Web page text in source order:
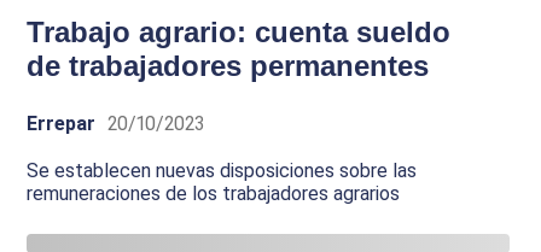
Trabajo agrario: cuenta sueldo
de trabajadores permanentes
Errepar 20/10/2023
Se establecen nuevas disposiciones sobre las
remuneraciones de los trabajadores agrarios